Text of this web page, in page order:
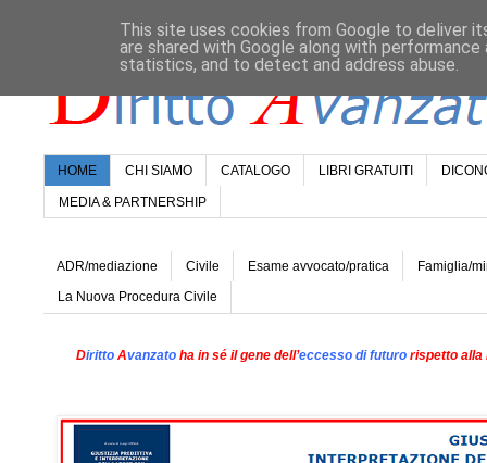
HOME CHI SIAMO CATALOGO LIBRI GRATUITI
MEDIA & PARTNERSHIP
ADR/mediazione Civile Esame avvocato/pratica Famiglia/
La Nuova Procedura Civile
Diritto Avanzato ha in sé il gene dell’eccesso di futuro rispetto alla
This site uses cookies from Google to deliver
are shared with Google along with
statistics, and to detect and address abuse.